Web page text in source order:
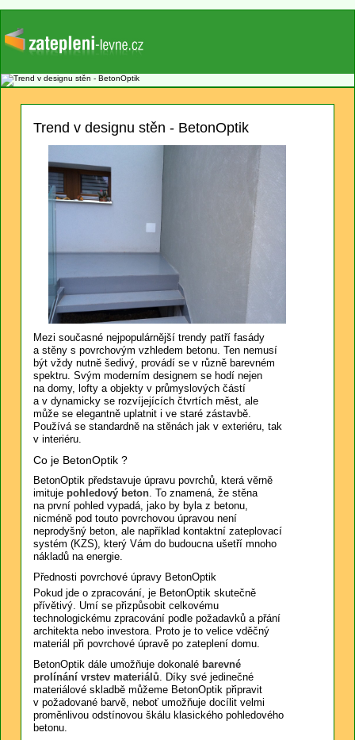
Trend v designu stěn - BetonOptik
Mezi současné nejpopulárnější trendy patří fasády
a stěny s povrchovým vzhledem betonu. Ten nemusí
být vždy nutně šedivý, provádí se v různě barevném
spektru. Svým moderním designem se hodí nejen
na domy, lofty a objekty v průmyslových částí
a v dynamicky se rozvíjejících čtvrtích měst, ale
může se elegantně uplatnit i ve staré zástavbě.
Používá se standardně na stěnách jak v exteriéru, tak
v interiéru.
Co je BetonOptik ?
BetonOptik představuje úpravu povrchů, která věrně
imituje pohledový beton. To znamená, že stěna
na první pohled vypadá, jako by byla z betonu,
nicméně pod touto povrchovou úpravou není
neprodyšný beton, ale například kontaktní zateplovací
systém (KZS), který Vám do budoucna ušetří mnoho
nákladů na energie.
Přednosti povrchové úpravy BetonOptik
Pokud jde o zpracování, je BetonOptik skutečně
přívětivý. Umí se přizpůsobit celkovému
technologickému zpracování podle požadavků a přání
architekta nebo investora. Proto je to velice vděčný
materiál při povrchové úpravě po zateplení domu.
BetonOptik dále umožňuje dokonalé barevné
prolínání vrstev materiálů. Díky své jedinečné
materiálové skladbě můžeme BetonOptik připravit
v požadované barvě, neboť umožňuje docílit velmi
proměnlivou odstínovou škálu klasického pohledového
betonu.